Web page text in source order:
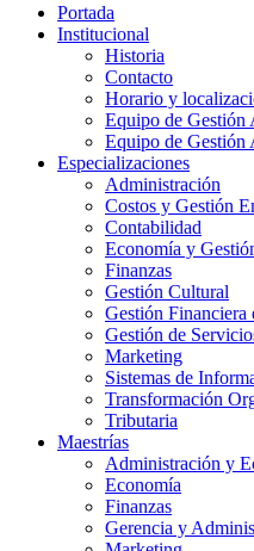
Portada
Institucional
Historia
Contacto
Horario y
Equipo de Gestión
Equipo de Gestión
Especializaciones
Administración
Costos y Gestión
Contabilidad
Economía y
Finanzas
Gestión Cultural
Gestión Financiera
Gestión de
Marketing
Sistemas de
Transformación
Tributaria
Maestrías
Administración y
Economía
Finanzas
Gerencia y